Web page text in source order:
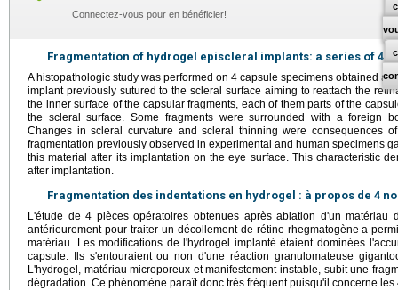
Connectez-vous pour en bénéficier!
Fragmentation of hydrogel episcleral implants: a series of 4
A histopathologic study was performed on 4 capsule specimens obtained
implant previously sutured to the scleral surface aiming to reattach the
the inner surface of the capsular fragments, each of them parts of the
the scleral surface. Some fragments were surrounded with a foreign
Changes in scleral curvature and scleral thinning were consequences
fragmentation previously observed in experimental and human specimens
this material after its implantation on the eye surface. This characteristic
after implantation.
Fragmentation des indentations en hydrogel : à propos de 4
L'étude de 4 pièces opératoires obtenues après ablation d'un matériau
antérieurement pour traiter un décollement de rétine rhegmatogène a
matériau. Les modifications de l'hydrogel implanté étaient dominées
capsule. Ils s'entouraient ou non d'une réaction granulomateuse
L'hydrogel, matériau microporeux et manifestement instable, subit une
dégradation. Ce phénomène paraît donc très fréquent puisqu'il concerne